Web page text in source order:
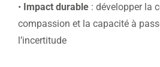
• Impact durable : développer la
compassion et la capacité à
l’incertitude